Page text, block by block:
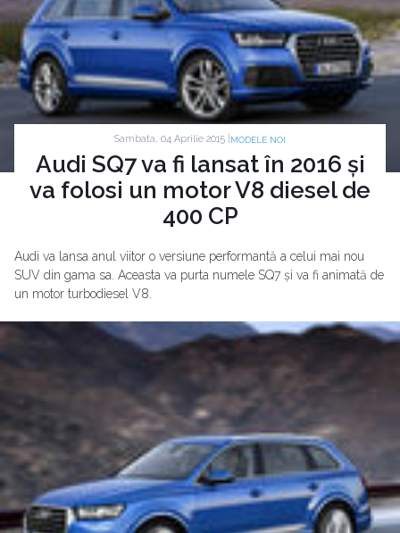
Sambata, 04 Aprilie 2015 | MODELE NOI
Audi SQ7 va fi lansat în 2016 și
va folosi un motor V8 diesel de
400 CP
Audi va lansa anul viitor o versiune performantă a celui mai nou
SUV din gama sa. Aceasta va purta numele SQ7 și va fi animată de
un motor turbodiesel V8.